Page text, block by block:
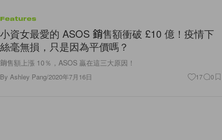
Features
小資女最愛的 ASOS 銷售額衝破 £10 億！疫情下
絲毫無損，只是因為平價嗎？
銷售額上漲 10％，ASOS 贏在這三大原因！
By Ashley Pang/2020年7月16日 17 0